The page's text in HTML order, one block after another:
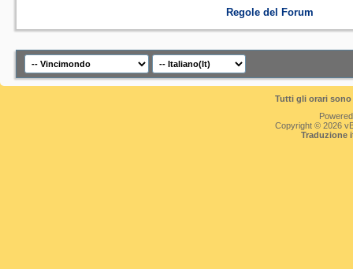
Regole del Forum
Tutti gli orari
Copyright © 2026
Traduzione